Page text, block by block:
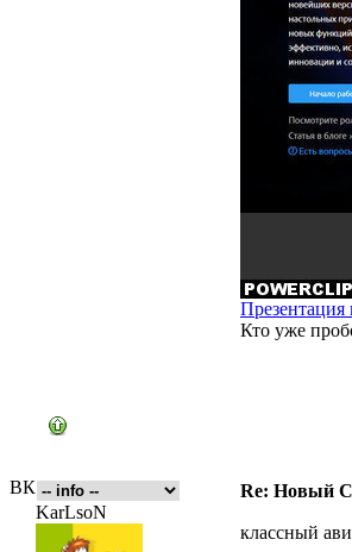
ВК
Кто уже
Re: Новый
KarLsoN
классный